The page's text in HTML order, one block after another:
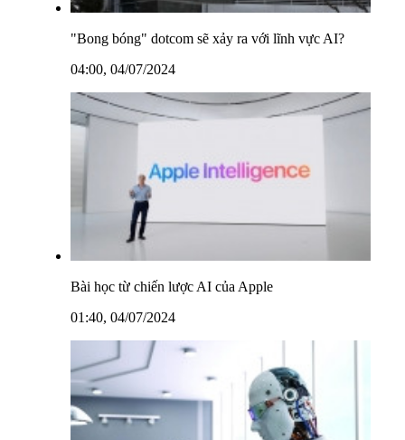
"Bong bóng" dotcom sẽ xảy ra với lĩnh vực AI?
04:00, 04/07/2024
Bài học từ chiến lược AI của Apple
01:40, 04/07/2024